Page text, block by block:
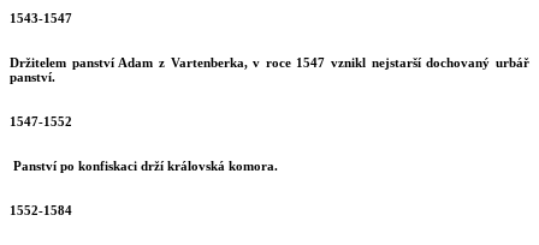
1543-1547
Držitelem panství Adam z Vartenberka, v roce 1547 vznikl nejstarší dochovaný urbář
panství.
1547-1552
Panství po konfiskaci drží královská komora.
1552-1584